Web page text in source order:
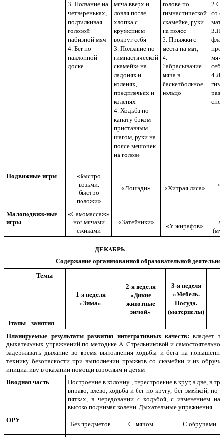
3. Ползание на
четвереньках,
подталкивая
головой
набивной мяч
4. Бег по
наклонной
доске
мяча вверх и
ловля после
хлопка с
кружением
вокруг себя
3. Ползание по
гимнастической
скамейке на
ладонях и
коленях,
предплечьях и
коленях
4. Ходьба по
канату боком
приставным
шагом, руки на
поясе мешочек
на голове
голове по
гимнастической
скамейке, руки
на поясе
3. Прыжки с
места на мат,
4.
Забрасывание
мяча в
баскетбольное
кольцо
со
Подвижные игры
«Быстро
возьми,
быстро
положи»
«Лошади» «Хитрая лиса»
Малоподвиж-ные
игры
«Самомассаж»
ног мячами
ежиками
«Затейники»
«У жирафов»
ДЕКАБРЬ
Содержание организованной образовательной
Темы
Этапы занятия
1-я неделя
«Зима»
2-я неделя
«Дикие
животные
зимой»
3-я неделя
«Мебель.
Посуда.
(материалы)
Планируемые результаты развития интегративных качеств: владеет
дыхательных упражнений по методике А. Стрельниковой и
задерживать дыхание во время выполнения ходьбы и бега на
технику безопасности при выполнении прыжков со скамейки и из
инициативу в оказании помощи взрослым и детям
Вводная часть
Построение в колонну , перестроение в круг, в две, в
вправо, влево, ходьба и бег по кругу, бег змейкой,
пятках, в чередовании с ходьбой, с изменением
высоко поднимая колени. Дыхательные упражнения
ОРУ
Без предметов С мячом С обручами